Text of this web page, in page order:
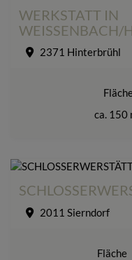
WERKSTATT IN
WEISSENBACH/
2371 Hinterbrühl
ca. 150
2011 Sierndorf
Fläche